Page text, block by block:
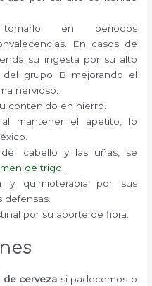
en periodos
En casos de
su ingesta por su alto
del grupo B mejorando el
nervioso.
contenido en hierro.
mantener el apetito, lo
cabello y las uñas, se
de trigo
y quimioterapia por sus
defensas.
por su aporte de fibra.
de cerveza si padecemos o